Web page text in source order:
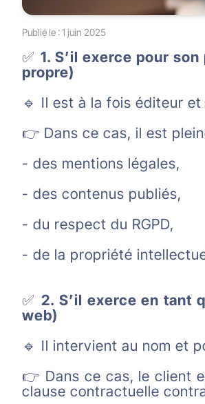
Publié le :1 juin 2025
✅ 1. S’il exerce pour
propre)
🔹 Il est à la fois éditeur
👉 Dans ce cas, il est
- des mentions légales,
- des contenus publiés,
- du respect du RGPD,
- de la propriété
✅2. S’il exerce en tant
web)
🔹 Il intervient au nom et
👉 Dans ce cas, le client
clause contractuelle